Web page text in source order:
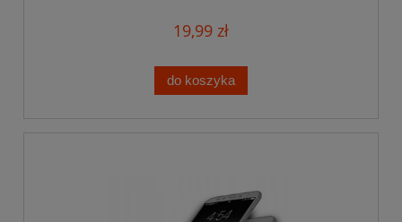
19,99 zł
do koszyka